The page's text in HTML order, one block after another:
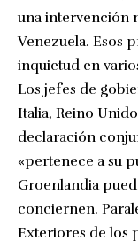
una intervención
Venezuela. Esos
inquietud en
Los jefes de
Italia, Reino
declaración
«pertenece a su
Groenlandia
conciernen.
Exteriores de los